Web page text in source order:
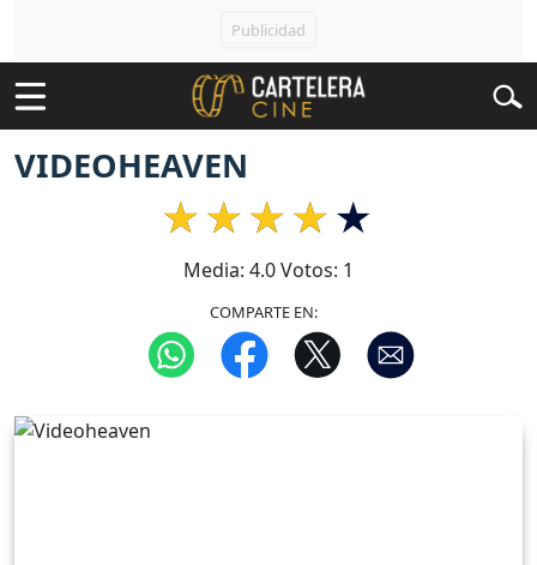
VIDEOHEAVEN
Media: 4.0Votos: 1
COMPARTE EN: